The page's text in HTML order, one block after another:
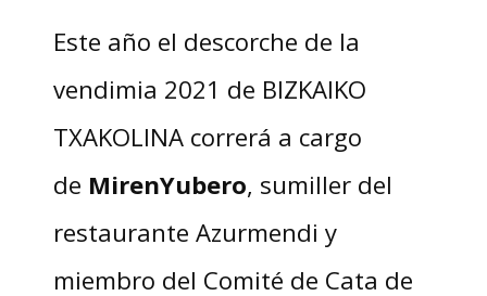
Este año el descorche de la
vendimia 2021 de BIZKAIKO
TXAKOLINA correrá a cargo
de MirenYubero, sumiller del
restaurante Azurmendi y
miembro del Comité de Cata de